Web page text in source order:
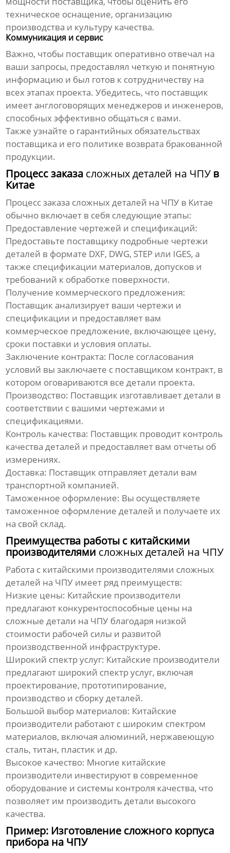
техническое оснащение, организацию
производства и культуру качества.
Коммуникация и сервис
Важно, чтобы поставщик оперативно отвечал на
ваши запросы, предоставлял четкую и понятную
информацию и был готов к сотрудничеству на
всех этапах проекта. Убедитесь, что поставщик
имеет англоговорящих менеджеров и инженеров,
способных эффективно общаться с вами.
Также узнайте о гарантийных обязательствах
поставщика и его политике возврата бракованной
продукции.
Процесс заказа сложных деталей на ЧПУв
Китае
Процесс заказа сложных деталей на ЧПУ в Китае
обычно включает в себя следующие этапы:
Предоставление чертежей и спецификаций:
Предоставьте поставщику подробные чертежи
деталей в формате DXF, DWG, STEP или IGES, а
также спецификации материалов, допусков и
требований к обработке поверхности.
Получение коммерческого предложения:
Поставщик анализирует ваши чертежи и
спецификации и предоставляет вам
коммерческое предложение, включающее цену,
сроки поставки и условия оплаты.
Заключение контракта: После согласования
условий вы заключаете с поставщиком контракт, в
котором оговариваются все детали проекта.
Производство: Поставщик изготавливает детали в
соответствии с вашими чертежами и
спецификациями.
Контроль качества: Поставщик проводит контроль
качества деталей и предоставляет вам отчеты об
измерениях.
Доставка: Поставщик отправляет детали вам
транспортной компанией.
Таможенное оформление: Вы осуществляете
таможенное оформление деталей и получаете их
на свой склад.
Преимущества работы с китайскими
производителями сложных деталей на ЧПУ
Работа с китайскими производителями сложных
деталей на ЧПУ имеет ряд преимуществ:
Низкие цены: Китайские производители
предлагают конкурентоспособные цены на
сложные детали на ЧПУ благодаря низкой
стоимости рабочей силы и развитой
производственной инфраструктуре.
Широкий спектр услуг: Китайские производители
предлагают широкий спектр услуг, включая
проектирование, прототипирование,
производство и сборку деталей.
Большой выбор материалов: Китайские
производители работают с широким спектром
материалов, включая алюминий, нержавеющую
сталь, титан, пластик и др.
Высокое качество: Многие китайские
производители инвестируют в современное
оборудование и системы контроля качества, что
позволяет им производить детали высокого
качества.
Пример: Изготовление сложного корпуса
прибора на ЧПУ